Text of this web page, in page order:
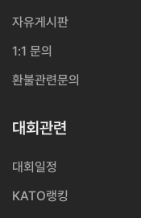
자유게시판
1:1 문의
환불관련문의
대회관련
대회일정
KATO랭킹